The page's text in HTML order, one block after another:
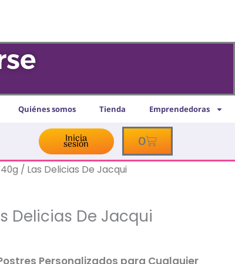
Quiénes somos Tienda Emprendedoras
Inicia
sesión 0
Cart
/ Las Delicias De Jacqui
Delicias De Jacqui
Personalizados para Cualquier